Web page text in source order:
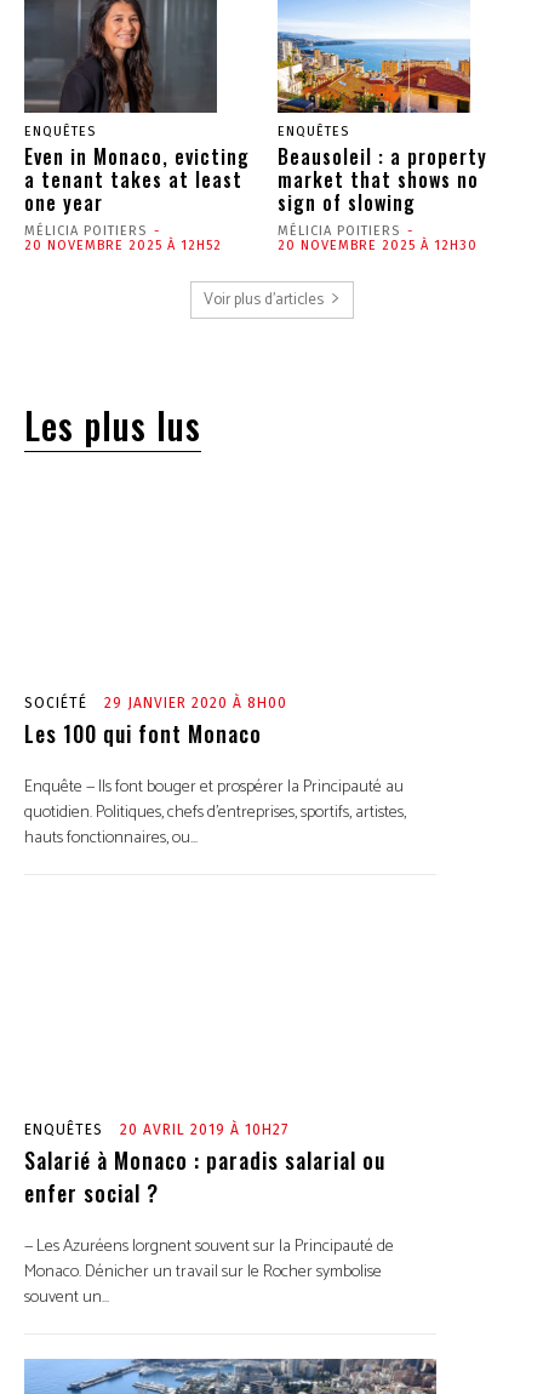
ENQUÊTES
Even in Monaco, evicting
a tenant takes at least
one year
MÉLICIA POITIERS -
20 NOVEMBRE 2025 À 12H52
ENQUÊTES
Beausoleil : a property
market that shows no
sign of slowing
MÉLICIA POITIERS -
20 NOVEMBRE 2025 À 12H30
Voir plus d'articles
Les plus lus
SOCIÉTÉ 29 JANVIER 2020 À 8H00
Les 100 qui font Monaco
Enquête — Ils font bouger et prospérer la Principauté au
quotidien. Politiques, chefs d’entreprises, sportifs, artistes,
hauts fonctionnaires, ou...
ENQUÊTES 20 AVRIL 2019 À 10H27
Salarié à Monaco : paradis salarial ou
enfer social ?
— Les Azuréens lorgnent souvent sur la Principauté de
Monaco. Dénicher un travail sur le Rocher symbolise
souvent un...